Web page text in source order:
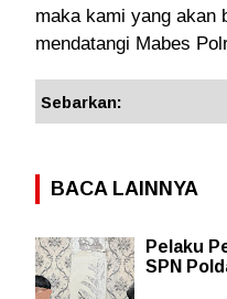
maka kami yang akan
mendatangi Mabes
Sebarkan:
BACA LAINNYA
Pelaku
SPN